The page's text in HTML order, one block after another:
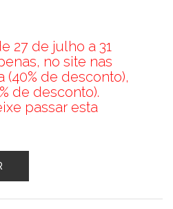
27 de julho a 31
no site nas
(40% de desconto),
de desconto).
passar esta